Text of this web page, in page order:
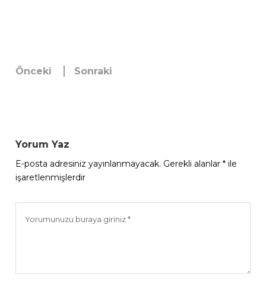
Önceki Sonraki
Yorum Yaz
E-posta adresiniz yayınlanmayacak. Gerekli alanlar* ile
işaretlenmişlerdir